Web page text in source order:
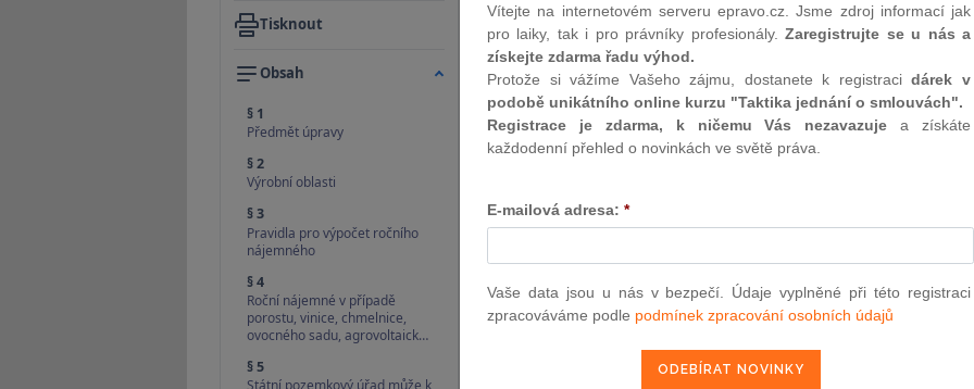
Tisknout
Obsah
§ 1
Předmět úpravy
§ 2
Výrobní oblasti
§ 3
Pravidla pro výpočet ročního
nájemného
§ 4
Roční nájemné v případě
porostu, vinice, chmelnice,
ovocného sadu, agrovoltaick…
§ 5
Státní pozemkový úřad může k
VYHLÁŠKA
ze dne 18. září 2025
o stanovení výrobních oblastí a výši ročního
pozemků v příslušnosti hospodaření
§ 4
Sb., o Státním pozemkovém úřadu a o změně
,zákona č. 299/2021 Sb.
Vítejte na internetovém serveru epravo.cz. Jsme zdroj informací jak
pro laiky, tak i pro právníky profesionály.Zaregistrujte se u nás a
získejte zdarma řadu výhod.
Protože si vážíme Vašeho zájmu, dostanete k registracidárek v
podobě unikátního online kurzu "Taktika jednání o smlouvách".
Registrace je zdarma, k ničemu Vás nezavazuje a získáte
každodenní přehled o novinkách ve světě práva.
E-mailová adresa: *
Vaše data jsou u nás v bezpečí. Údaje vyplněné při této registraci
zpracováváme podle podmínek zpracování osobních údajů